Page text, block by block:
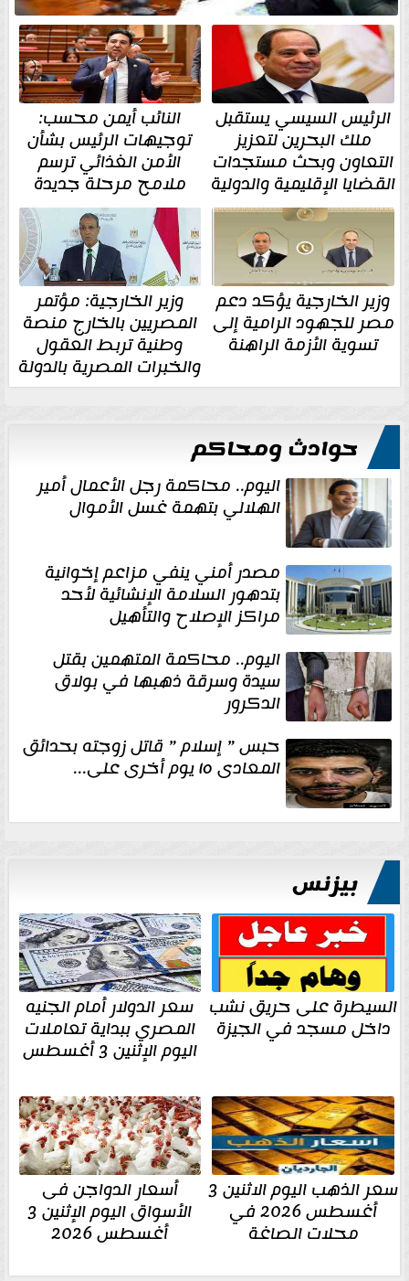
الرئيس السيسي يستقبل
ملك البحرين لتعزيز
التعاون وبحث مستجدات
القضايا الإقليمية والدولية
النائب أيمن محسب:
توجيهات الرئيس بشأن
الأمن الغذائي ترسم
ملامح مرحلة جديدة
وزير الخارجية يؤكد دعم
مصر للجهود الرامية إلى
تسوية الأزمة الراهنة
وزير الخارجية: مؤتمر
المصريين بالخارج منصة
وطنية تربط العقول
والخبرات المصرية بالدولة
حوادث ومحاكم
اليوم.. محاكمة رجل الأعمال أمير
الهلالي بتهمة غسل الأموال
مصدر أمني ينفي مزاعم إخوانية
بتدهور السلامة الإنشائية لأحد
مراكز الإصلاح والتأهيل
اليوم.. محاكمة المتهمين بقتل
سيدة وسرقة ذهبها في بولاق
الدكرور
حبس ” إسلام ” قاتل زوجته بحدائق
المعادى ١٥ يوم أخرى على...
بيزنس
السيطرة على حريق نشب
داخل مسجد في الجيزة
سعر الدولار أمام الجنيه
المصري ببداية تعاملات
اليوم الإثنين 3 أغسطس
سعر الذهب اليوم الاثنين 3
أغسطس 2026 في
محلات الصاغة
أسعار الدواجن فى
الأسواق اليوم الإثنين 3
أغسطس 2026